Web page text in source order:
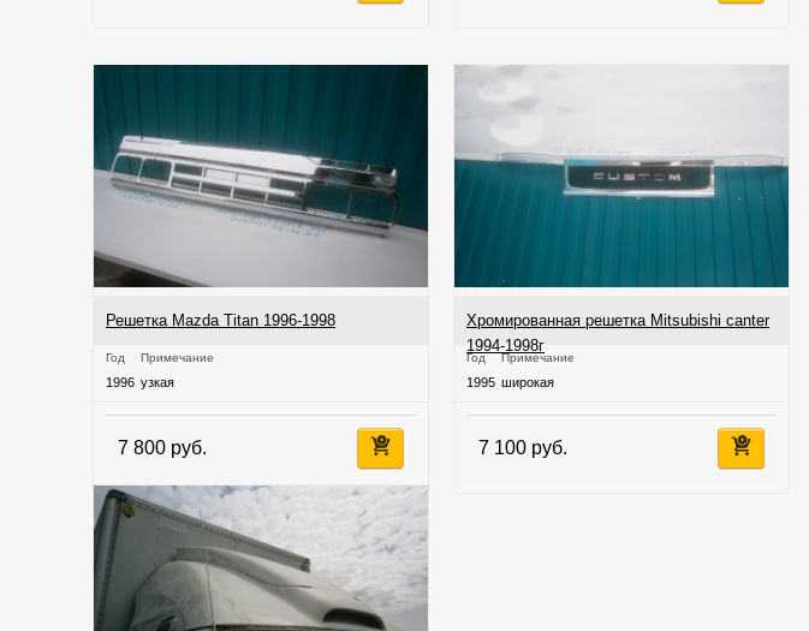
Решетка Mazda Titan 1996-1998
Год
1996
Примечание
узкая
7 800 руб.
Хромированная решетка Mitsubishi canter
1994-1998г
Год
1995
Примечание
широкая
7 100 руб.